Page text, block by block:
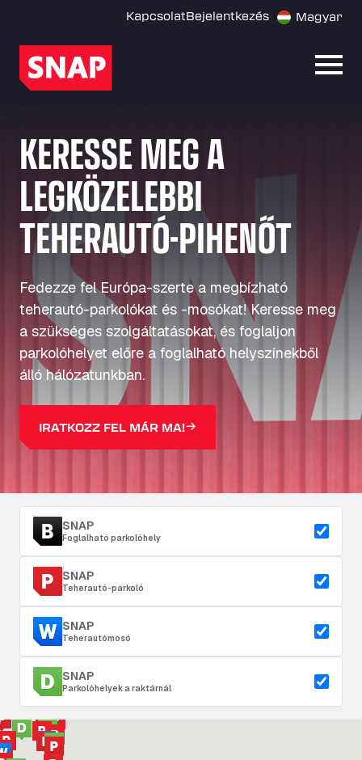
KapcsolatBejelentkezés Magyar
KERESSE MEG A
LEGKÖZELEBBI
TEHERAUTÓ-PIHENŐT
Fedezze fel Európa-szerte a megbízható
teherautó-parkolókat és -mosókat! Keresse meg
a szükséges szolgáltatásokat, és foglaljon
parkolóhelyet előre a foglalható helyszínekből
álló hálózatunkban.
IRATKOZZ FEL MÁR MA!
SNAP
Foglalható parkolóhely
SNAP
Teherautó-parkoló
SNAP
Teherautómosó
SNAP
Parkolóhelyek a raktárnál